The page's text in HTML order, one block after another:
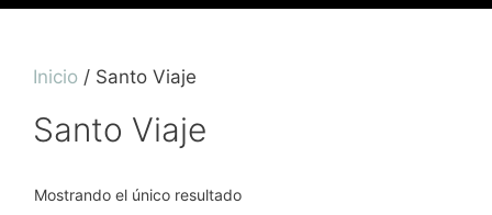
Inicio / Santo Viaje
Santo Viaje
Mostrando el único resultado